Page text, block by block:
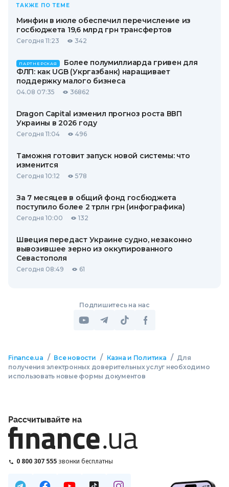
ТАКЖЕ ПО ТЕМЕ
Минфин в июле обеспечил перечисление из
госбюджета 19,6 млрд грн трансфертов
Сегодня 11:23 342
ПАРТНЕРСКАЯ
Более полумиллиарда гривен для
ФЛП: как UGB (Укргазбанк) наращивает
поддержку малого бизнеса
04.08 07:35 36862
Dragon Capital изменил прогноз роста ВВП
Украины в 2026 году
Сегодня 11:04 496
Таможня готовит запуск новой системы: что
изменится
Сегодня 10:12 578
За 7 месяцев в общий фонд госбюджета
поступило более 2 трлн грн (инфографика)
Сегодня 10:00 132
Швеция передаст Украине судно, незаконно
вывозившее зерно из оккупированного
Севастополя
Сегодня 08:49 61
Подпишитесь на нас
Finance.ua / Все новости / Казна и Политика / Для
получения электронных доверительных услуг необходимо
использовать новые формы документов
Рассчитывайте на
0 800 307 555 звонки бесплатны